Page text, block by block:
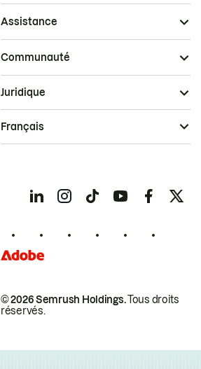
Assistance
Communauté
© 2026 Semrush Holdings.Tous droits
réservés.
Juridique
Français